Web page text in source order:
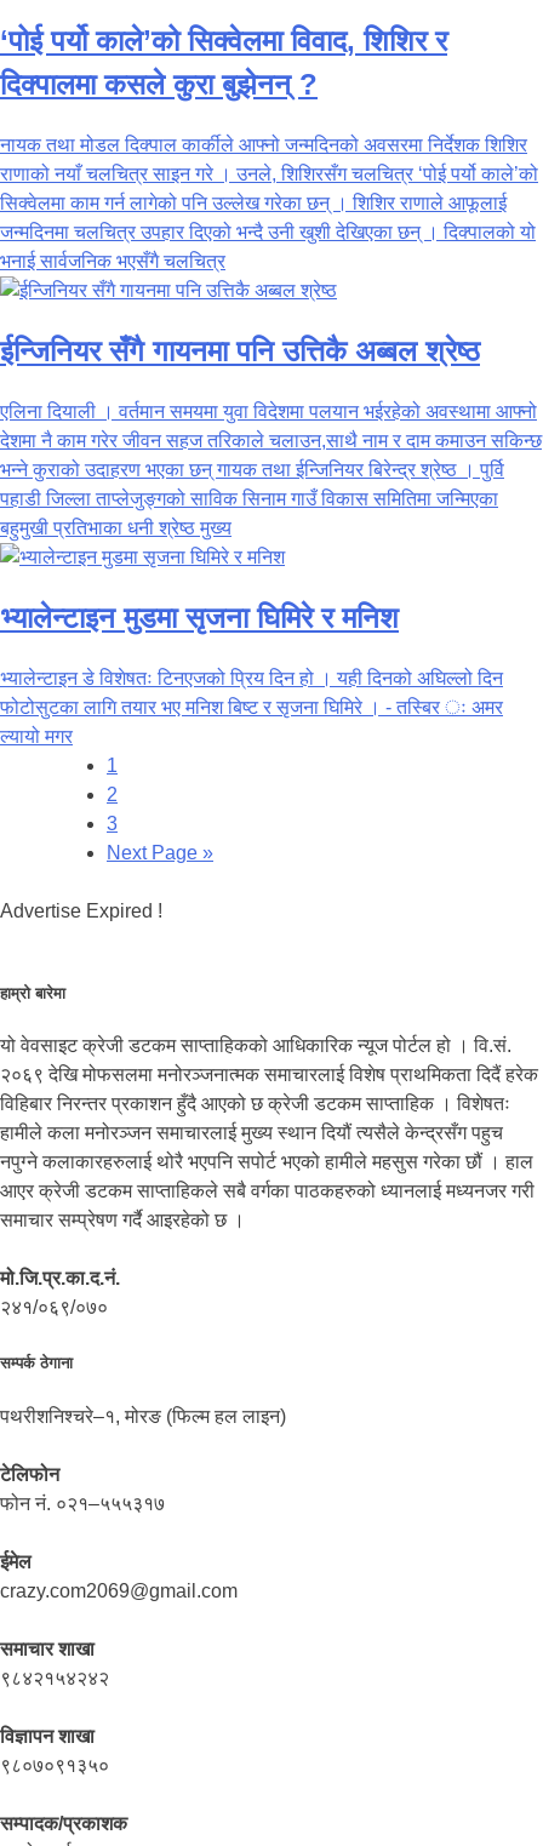
‘पोई पर्यो काले’को सिक्वेलमा विवाद, शिशिर र
दिक्पालमा कसले कुरा बुझेनन् ?
नायक तथा मोडल दिक्पाल कार्कीले आफ्नो जन्मदिनको अवसरमा निर्देशक शिशिर
राणाको नयाँ चलचित्र साइन गरे । उनले, शिशिरसँग चलचित्र ‘पोई पर्यो काले’को
सिक्वेलमा काम गर्न लागेको पनि उल्लेख गरेका छन् । शिशिर राणाले आफूलाई
जन्मदिनमा चलचित्र उपहार दिएको भन्दै उनी खुशी देखिएका छन् । दिक्पालको यो
भनाई सार्वजनिक भएसँगै चलचित्र
ईन्जिनियर सँगै गायनमा पनि उत्तिकै अब्बल श्रेष्ठ
एलिना दियाली । वर्तमान समयमा युवा विदेशमा पलयान भईरहेको अवस्थामा आफ्नो
देशमा नै काम गरेर जीवन सहज तरिकाले चलाउन,साथै नाम र दाम कमाउन सकिन्छ
भन्ने कुराको उदाहरण भएका छन् गायक तथा ईन्जिनियर बिरेन्द्र श्रेष्ठ । पुर्वि
पहाडी जिल्ला ताप्लेजुङ्गको साविक सिनाम गाउँ विकास समितिमा जन्मिएका
बहुमुखी प्रतिभाका धनी श्रेष्ठ मुख्य
भ्यालेन्टाइन मुडमा सृजना घिमिरे र मनिश
भ्यालेन्टाइन डे विशेषतः टिनएजको प्रिय दिन हो । यही दिनको अघिल्लो दिन
फोटोसुटका लागि तयार भए मनिश बिष्ट र सृजना घिमिरे । - तस्बिर ः अमर
ल्यायो मगर
1
2
3
Next Page »
Advertise Expired !
हाम्रो बारेमा
यो वेवसाइट क्रेजी डटकम साप्ताहिकको आधिकारिक न्यूज पोर्टल हो । वि.सं.
२०६९ देखि मोफसलमा मनोरञ्जनात्मक समाचारलाई विशेष प्राथमिकता दिदैं हरेक
विहिबार निरन्तर प्रकाशन हुँदै आएको छ क्रेजी डटकम साप्ताहिक । विशेषतः
हामीले कला मनोरञ्जन समाचारलाई मुख्य स्थान दियौं त्यसैले केन्द्रसँग पहुच
नपुग्ने कलाकारहरुलाई थोरै भएपनि सपोर्ट भएको हामीले महसुस गरेका छौं । हाल
आएर क्रेजी डटकम साप्ताहिकले सबै वर्गका पाठकहरुको ध्यानलाई मध्यनजर गरी
समाचार सम्प्रेषण गर्दै आइरहेको छ ।
मो.जि.प्र.का.द.नं.
२४१/०६९/०७०
सम्पर्क ठेगाना
पथरीशनिश्चरे–१, मोरङ (फिल्म हल लाइन)
टेलिफोन
फोन नं. ०२१–५५५३१७
ईमेल
crazy.com2069@gmail.com
समाचार शाखा
९८४२१५४२४२
विज्ञापन शाखा
९८०७०९१३५०
सम्पादक/प्रकाशक